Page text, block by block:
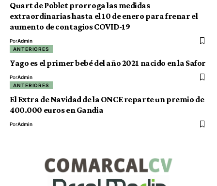
Quart de Poblet prorroga las medidas
extraordinarias hasta el 10 de enero para frenar el
aumento de contagios COVID-19
PorAdmin
ANTERIORES
Yago es el primer bebé del año 2021 nacido en la Safor
PorAdmin
ANTERIORES
El Extra de Navidad de la ONCE reparte un premio de
400.000 euros en Gandia
PorAdmin